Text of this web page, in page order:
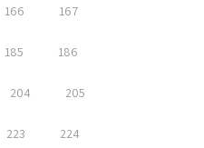
166 167
185 186
204 205
223 224